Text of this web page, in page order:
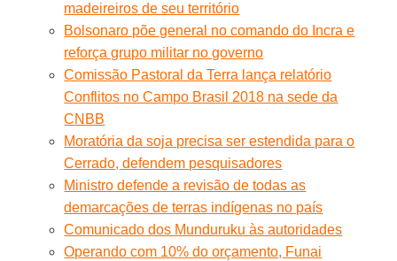
madeireiros de seu território
Bolsonaro põe general no comando do Incra e
reforça grupo militar no governo
Comissão Pastoral da Terra lança relatório
Conflitos no Campo Brasil 2018 na sede da
CNBB
Moratória da soja precisa ser estendida para o
Cerrado, defendem pesquisadores
Ministro defende a revisão de todas as
demarcações de terras indígenas no país
Comunicado dos Munduruku às autoridades
Operando com 10% do orçamento, Funai